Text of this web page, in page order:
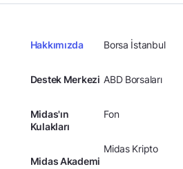
Hakkımızda
Destek Merkezi
Midas'ın
Kulakları
Midas Akademi
Borsa İstanbul
ABD Borsaları
Fon
Midas Kripto